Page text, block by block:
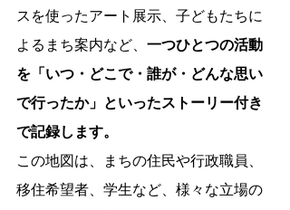
スを使ったアート展示、子どもたちに
よるまち案内など、 一つひとつの活動
を「いつ・どこで・誰が・どんな思い
で行ったか」といったストーリー付き
で記録します。
この地図は、まちの住民や行政職員、
移住希望者、学生など、様々な立場の